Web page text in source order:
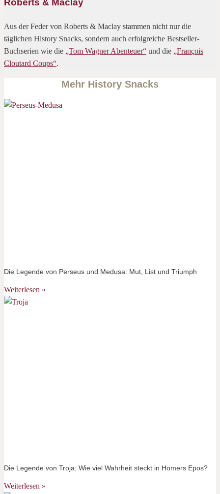
Roberts & Maclay
Aus der Feder von Roberts & Maclay stammen nicht nur die
täglichen History Snacks, sondern auch erfolgreiche Bestseller-
Buchserien wie die „Tom Wagner Abenteuer“ und die „François
Cloutard Coups“.
Mehr History Snacks
Die Legende von Perseus und Medusa: Mut, List und Triumph
Weiterlesen »
Die Legende von Troja: Wie viel Wahrheit steckt in Homers Epos?
Weiterlesen »